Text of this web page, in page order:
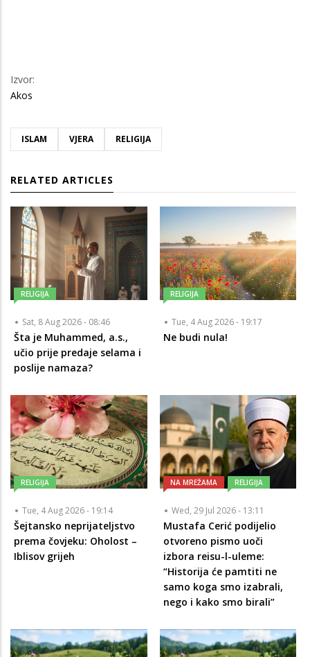
Izvor:
Akos
ISLAM VJERA RELIGIJA
RELATED ARTICLES
RELIGIJA
Sat, 8 Aug 2026 - 08:46
Šta je Muhammed, a.s.,
učio prije predaje selama i
poslije namaza?
RELIGIJA
Tue, 4 Aug 2026 - 19:17
Ne budi nula!
RELIGIJA
Tue, 4 Aug 2026 - 19:14
Šejtansko neprijateljstvo
prema čovjeku: Oholost –
Iblisov grijeh
NA MREŽAMA RELIGIJA
Wed, 29 Jul 2026 - 13:11
Mustafa Cerić podijelio
otvoreno pismo uoči
izbora reisu-l-uleme:
“Historija će pamtiti ne
samo koga smo izabrali,
nego i kako smo birali”